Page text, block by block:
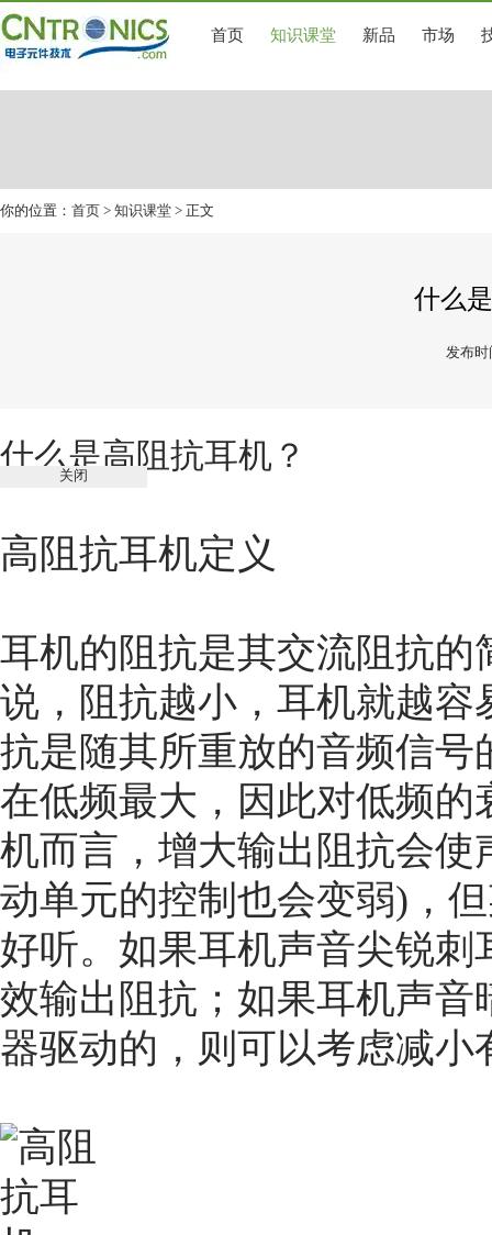
首页 知识课堂 新品 市场
你的位置： 首页 > 知识课堂 > 正文
什么
发布时
什么是高阻抗耳机？
高阻抗耳机定义
耳机的阻抗是其交流阻抗
说，阻抗越小，耳机就越
抗是随其所重放的音频信
在低频最大，因此对低频
机而言，增大输出阻抗会
动单元的控制也会变弱)，
好听。如果耳机声音尖锐
效输出阻抗；如果耳机声
器驱动的，则可以考虑减小
关闭